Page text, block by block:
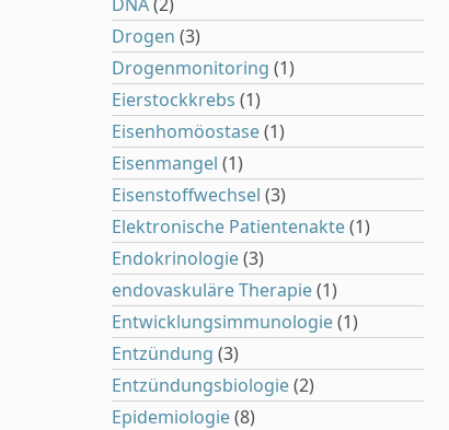
Drogen (3)
Drogenmonitoring (1)
Eierstockkrebs (1)
Eisenhomöostase(1)
Eisenmangel (1)
Eisenstoffwechsel (3)
Elektronische Patientenakte(1)
Endokrinologie(3)
endovaskuläre Therapie(1)
Entwicklungsimmunologie(1)
Entzündung (3)
Entzündungsbiologie(2)
Epidemiologie(8)